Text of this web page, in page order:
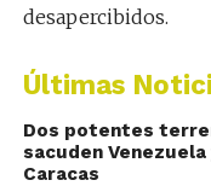
desapercibidos.
Últimas
Dos potentes
sacuden
Caracas